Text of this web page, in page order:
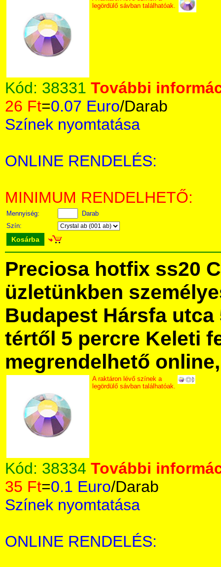
legördülő sávban találhatóak.
Kód: 38331 További
26 Ft=0.07 Euro/Darab
Színek nyomtatása
ONLINE RENDELÉS:
MINIMUM RENDELHETŐ:
Mennyiség:
Darab
Szín:
Kosárba
Preciosa hotfix ss20
üzletünkben
Budapest Hársfa utca
tértől 5 percre Keleti
megrendelhető
A raktáron lévő színek a
legördülő sávban találhatóak.
Kód: 38334 További
35 Ft=0.1 Euro/Darab
Színek nyomtatása
ONLINE RENDELÉS: